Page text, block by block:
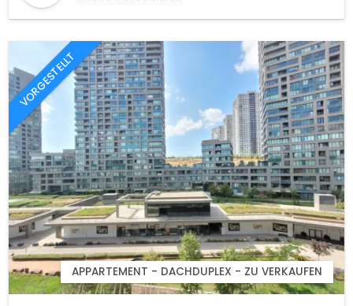
VORGESTELLT
APPARTEMENT - DACHDUPLEX - ZU VERKAUFEN